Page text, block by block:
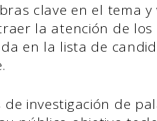
clave en el tema
la atención de
en la lista de
de investigación de